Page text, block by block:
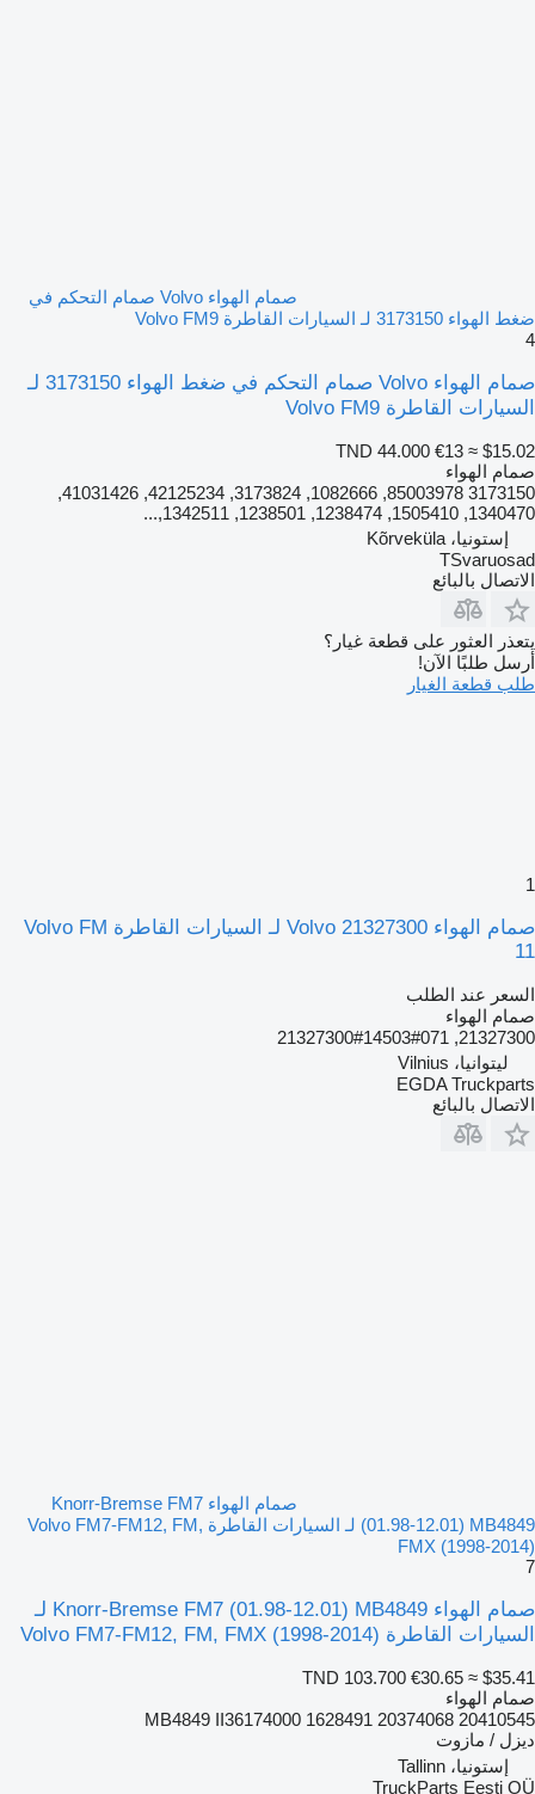
صمام الهواء Volvo صمام التحكم في
ضغط الهواء 3173150 لـ السيارات القاطرة Volvo FM9
4
صمام الهواء Volvo صمام التحكم في ضغط الهواء 3173150 لـ
السيارات القاطرة Volvo FM9
TND 44.000 €13 ≈ $15.02
صمام الهواء
3173150 85003978, 1082666, 3173824, 42125234, 41031426,
1340470, 1505410, 1238474, 1238501, 1342511,...
إستونيا، Kõrveküla
TSvaruosad
الاتصال بالبائع
يتعذر العثور على قطعة غيار؟
أرسل طلبًا الآن!
طلب قطعة الغيار
1
صمام الهواء Volvo 21327300 لـ السيارات القاطرة Volvo FM
11
السعر عند الطلب
صمام الهواء
21327300, 21327300#14503#071
ليتوانيا، Vilnius
EGDA Truckparts
الاتصال بالبائع
صمام الهواء Knorr-Bremse FM7
(01.98-12.01) MB4849 لـ السيارات القاطرة Volvo FM7-FM12, FM,
FMX (1998-2014)
7
صمام الهواء Knorr-Bremse FM7 (01.98-12.01) MB4849 لـ
السيارات القاطرة Volvo FM7-FM12, FM, FMX (1998-2014)
TND 103.700 €30.65 ≈ $35.41
صمام الهواء
MB4849 II36174000 1628491 20374068 20410545
ديزل / مازوت
إستونيا، Tallinn
TruckParts Eesti OÜ